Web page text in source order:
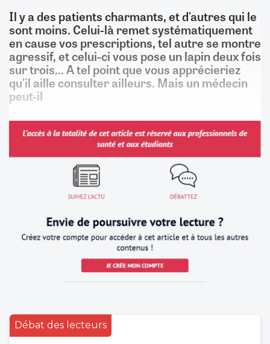
Il y a des patients charmants, et d'autres qui le
sont moins. Celui-là remet systématiquement
en cause vos prescriptions, tel autre se montre
agressif, et celui-ci vous pose un lapin deux fois
sur trois... A tel point que vous apprécieriez
qu'il aille consulter ailleurs. Mais un médecin
peut-il
Débat des lecteurs